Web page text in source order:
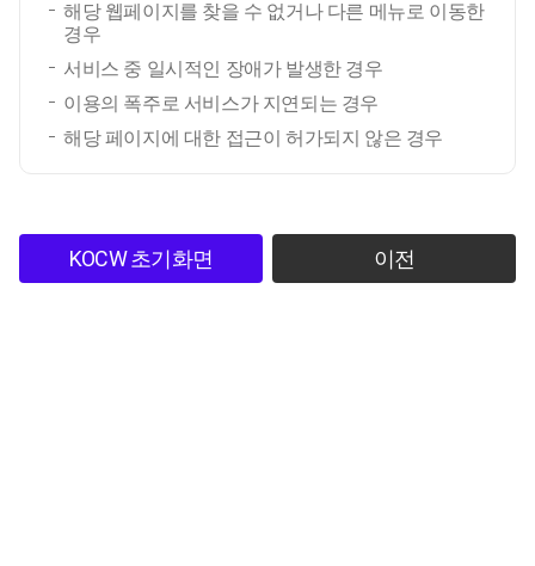
해당 웹페이지를 찾을 수 없거나 다른 메뉴로 이동한
경우
서비스 중 일시적인 장애가 발생한 경우
이용의 폭주로 서비스가 지연되는 경우
해당 페이지에 대한 접근이 허가되지 않은 경우
KOCW 초기화면 이전